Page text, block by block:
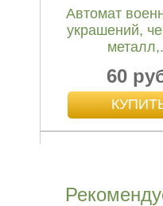
Автомат
украшений,
60